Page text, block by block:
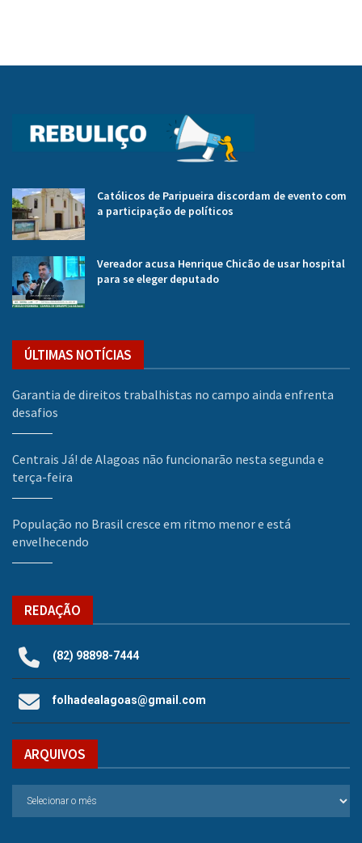
Católicos de Paripueira discordam de evento com
a participação de políticos
Vereador acusa Henrique Chicão de usar hospital
para se eleger deputado
ÚLTIMAS NOTÍCIAS
Garantia de direitos trabalhistas no campo ainda enfrenta
desafios
Centrais Já! de Alagoas não funcionarão nesta segunda e
terça-feira
População no Brasil cresce em ritmo menor e está
envelhecendo
REDAÇÃO
(82) 98898-7444
folhadealagoas@gmail.com
ARQUIVOS